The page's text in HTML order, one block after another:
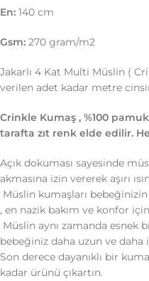
En: 140 cm
Gsm: 270 gram/m2
Jakarlı 4 Kat Multi Müslin (
verilen adet kadar metre
Crinkle Kumaş , %100
tarafta zıt renk elde edilir.
Açık dokuması sayesinde
akmasına izin vererek aşırı
Müslin kumaşları
, en nazik bakım ve konfor
Müslin aynı zamanda esnek
bebeğiniz daha uzun ve daha
Son derece dayanıklı bir
kadar ürünü çıkartın.